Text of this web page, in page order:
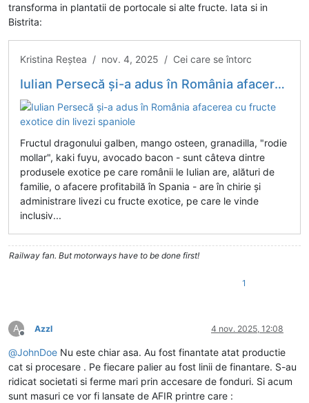
transforma in plantatii de portocale si alte fructe. Iata si in
Bistrita:
Kristina Reștea / nov. 4, 2025 / Cei care se întorc
Iulian Persecă și-a adus în România afacerea cu fructe exotice din livezi spaniole
Fructul dragonului galben, mango osteen, granadilla, "rodie
mollar", kaki fuyu, avocado bacon - sunt câteva dintre
produsele exotice pe care românii le Iulian are, alături de
familie, o afacere profitabilă în Spania - are în chirie și
administrare livezi cu fructe exotice, pe care le vinde
inclusiv...
Railway fan. But motorways have to be done first!
1
A
Deconectat
Azzl 4 nov. 2025, 12:08
@JohnDoe Nu este chiar asa. Au fost finantate atat productie
cat si procesare . Pe fiecare palier au fost linii de finantare. S-au
ridicat societati si ferme mari prin accesare de fonduri. Si acum
sunt masuri ce vor fi lansate de AFIR printre care :